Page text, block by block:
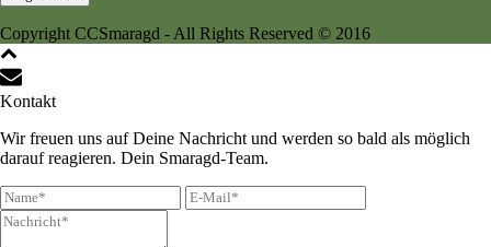
Copyright CCSmaragd - All Rights Reserved © 2016
Kontakt
Wir freuen uns auf Deine Nachricht und werden so bald als möglich
darauf reagieren. Dein Smaragd-Team.